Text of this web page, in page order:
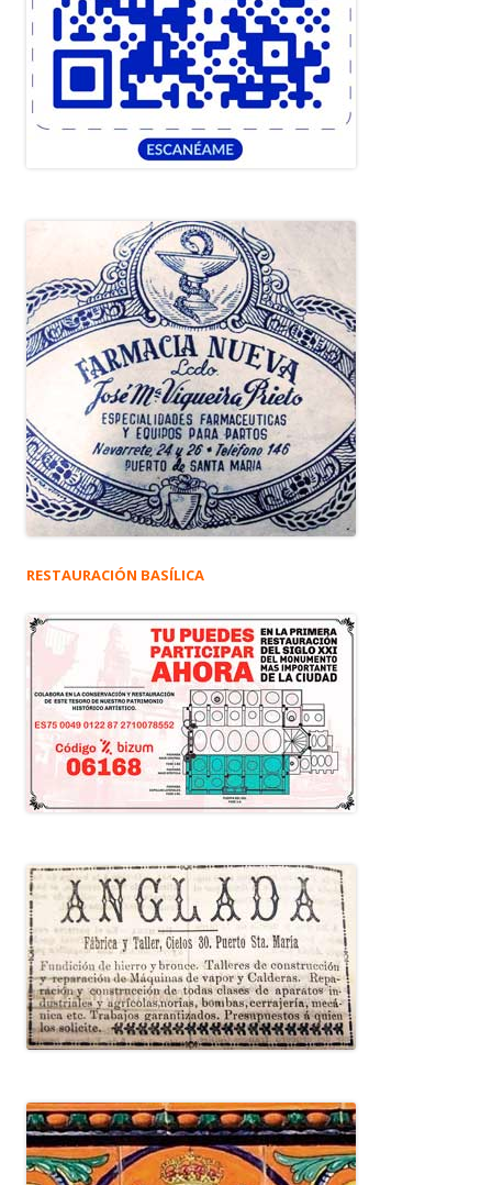
RESTAURACIÓN BASÍLICA